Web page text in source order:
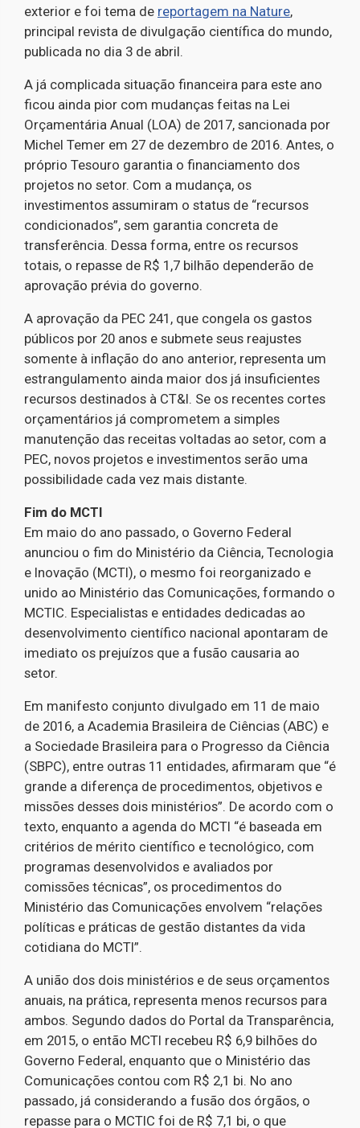
exterior e foi tema de reportagem na Nature,
principal revista de divulgação científica do mundo,
publicada no dia 3 de abril.
A já complicada situação financeira para este ano
ficou ainda pior com mudanças feitas na Lei
Orçamentária Anual (LOA) de 2017, sancionada por
Michel Temer em 27 de dezembro de 2016. Antes, o
próprio Tesouro garantia o financiamento dos
projetos no setor. Com a mudança, os
investimentos assumiram o status de “recursos
condicionados”, sem garantia concreta de
transferência. Dessa forma, entre os recursos
totais, o repasse de R$ 1,7 bilhão dependerão de
aprovação prévia do governo.
A aprovação da PEC 241, que congela os gastos
públicos por 20 anos e submete seus reajustes
somente à inflação do ano anterior, representa um
estrangulamento ainda maior dos já insuficientes
recursos destinados à CT&I. Se os recentes cortes
orçamentários já comprometem a simples
manutenção das receitas voltadas ao setor, com a
PEC, novos projetos e investimentos serão uma
possibilidade cada vez mais distante.
Fim do MCTI
Em maio do ano passado, o Governo Federal
anunciou o fim do Ministério da Ciência, Tecnologia
e Inovação (MCTI), o mesmo foi reorganizado e
unido ao Ministério das Comunicações, formando o
MCTIC. Especialistas e entidades dedicadas ao
desenvolvimento científico nacional apontaram de
imediato os prejuízos que a fusão causaria ao
setor.
Em manifesto conjunto divulgado em 11 de maio
de 2016, a Academia Brasileira de Ciências (ABC) e
a Sociedade Brasileira para o Progresso da Ciência
(SBPC), entre outras 11 entidades, afirmaram que “é
grande a diferença de procedimentos, objetivos e
missões desses dois ministérios”. De acordo com o
texto, enquanto a agenda do MCTI “é baseada em
critérios de mérito científico e tecnológico, com
programas desenvolvidos e avaliados por
comissões técnicas”, os procedimentos do
Ministério das Comunicações envolvem “relações
políticas e práticas de gestão distantes da vida
cotidiana do MCTI”.
A união dos dois ministérios e de seus orçamentos
anuais, na prática, representa menos recursos para
ambos. Segundo dados do Portal da Transparência,
em 2015, o então MCTI recebeu R$ 6,9 bilhões do
Governo Federal, enquanto que o Ministério das
Comunicações contou com R$ 2,1 bi. No ano
passado, já considerando a fusão dos órgãos, o
repasse para o MCTIC foi de R$ 7,1 bi, o que